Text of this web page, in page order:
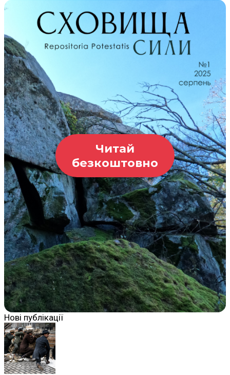
Читай
безкоштовно
Нові публікації